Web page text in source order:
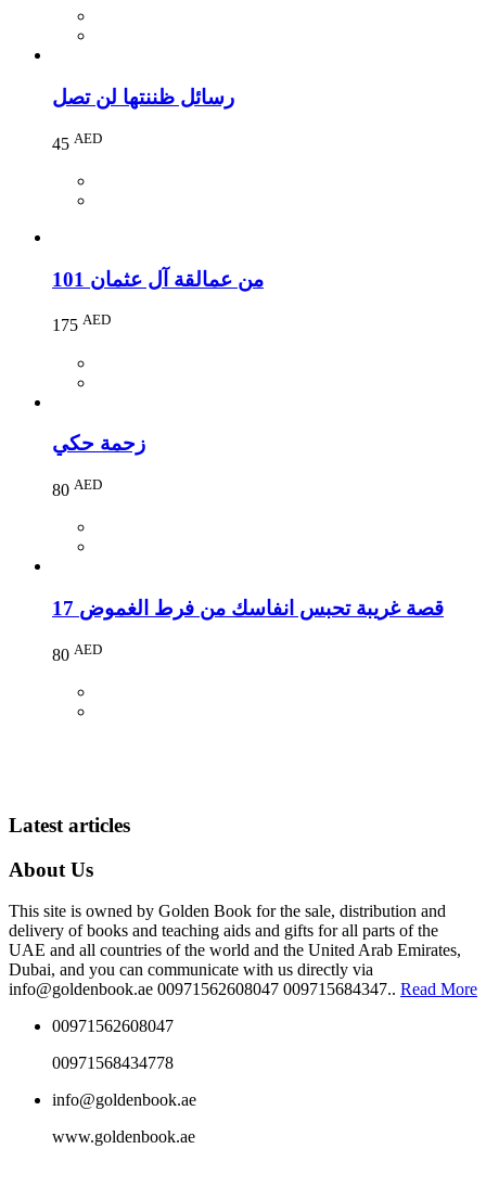
رسائل ظننتها لن تصل
45 AED
101 من عمالقة آل عثمان
175 AED
زحمة حكي
80 AED
17 قصة غريبة تحبس انفاسك من فرط الغموض
80 AED
Latest articles
About Us
This site is owned by Golden Book for the sale, distribution and
delivery of books and teaching aids and gifts for all parts of the
UAE and all countries of the world and the United Arab Emirates,
Dubai, and you can communicate with us directly via
info@goldenbook.ae 00971562608047 009715684347.. Read More
00971562608047
00971568434778
info@goldenbook.ae
www.goldenbook.ae